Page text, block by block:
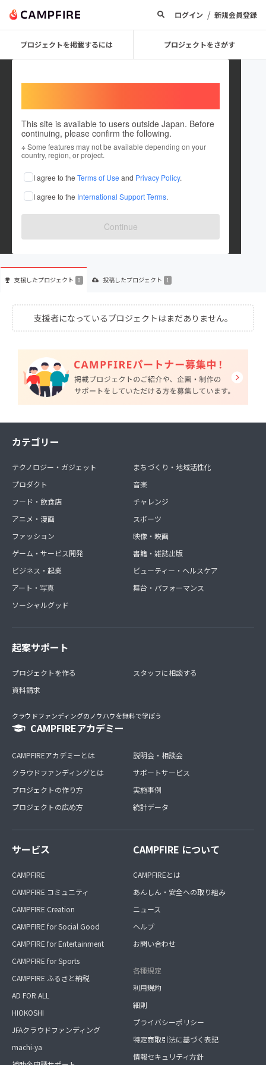
ログイン / 新規会員登録
プロジェクトを掲載するには プロジェクトをさがす
This site is available to users outside Japan. Before
continuing, please confirm the following.
※ Some features may not be available depending on your
country, region, or project.
I agree to the Terms of Use and Privacy Policy.
I agree to the International Support Terms.
Continue
pinolele
これまでに1件のプロジェクトを投稿しています
在住国：未設定
出身国：未設定
支援したプロジェクト 0 投稿したプロジェクト 1
支援者になっているプロジェクトはまだありません。
カテゴリー
テクノロジー・ガジェット
プロダクト
フード・飲食店
アニメ・漫画
ファッション
ゲーム・サービス開発
ビジネス・起業
アート・写真
ソーシャルグッド
まちづくり・地域活性化
音楽
チャレンジ
スポーツ
映像・映画
書籍・雑誌出版
ビューティー・ヘルスケア
舞台・パフォーマンス
起案サポート
プロジェクトを作る
資料請求
スタッフに相談する
クラウドファンディングのノウハウを無料で学ぼう
CAMPFIREアカデミー
CAMPFIREアカデミーとは
クラウドファンディングとは
プロジェクトの作り方
プロジェクトの広め方
説明会・相談会
サポートサービス
実施事例
統計データ
サービス
CAMPFIRE
CAMPFIRE コミュニティ
CAMPFIRE Creation
CAMPFIRE for Social Good
CAMPFIRE for Entertainment
CAMPFIRE for Sports
CAMPFIRE ふるさと納税
AD FOR ALL
HIOKOSHI
JFAクラウドファンディング
machi-ya
CAMPFIRE について
CAMPFIREとは
あんしん・安全への取り組み
ニュース
ヘルプ
お問い合わせ
各種規定
利用規約
細則
プライバシーポリシー
特定商取引法に基づく表記
情報セキュリティ方針